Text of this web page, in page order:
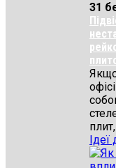
31
Ідеї